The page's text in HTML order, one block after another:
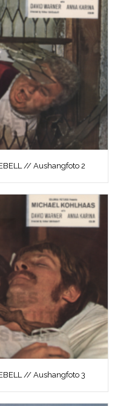
// Aushangfoto 2
// Aushangfoto 3